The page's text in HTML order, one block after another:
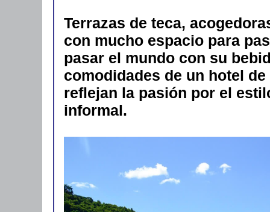
Terrazas de teca,
con mucho espacio para
pasar el mundo con su
comodidades de un hotel
reflejan la pasión por el
informal.